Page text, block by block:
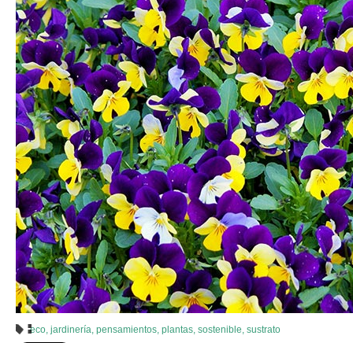
eco, jardinería, pensamientos, plantas, sostenible, sustrato